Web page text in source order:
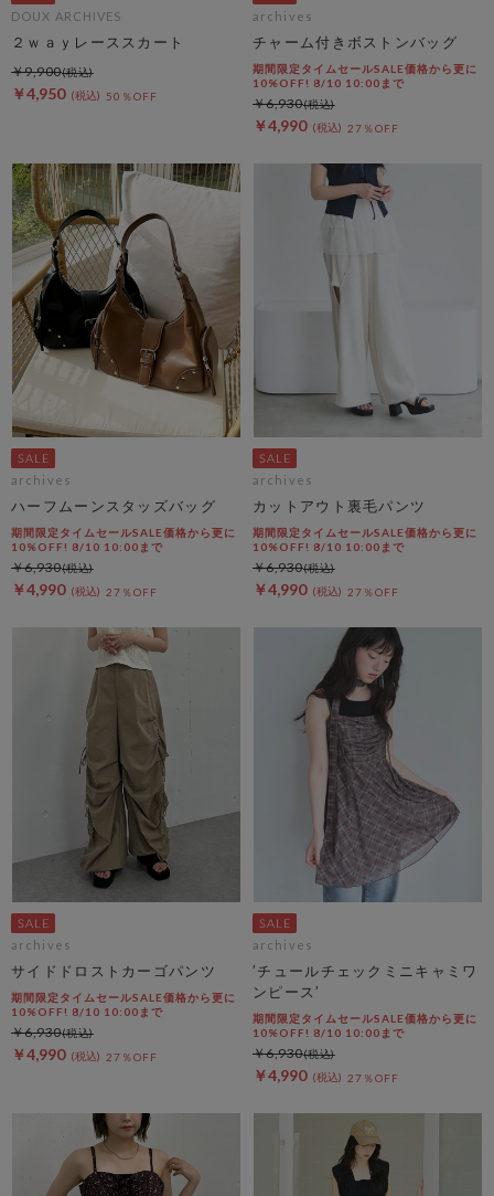
DOUX ARCHIVES
２ｗａｙレーススカート
￥4,950 50％OFF
￥9,900
archives
チャーム付きボストンバッグ
期間限定タイムセールSALE価格から更に
10%OFF! 8/10 10:00まで
￥4,990 27％OFF
￥6,930
archives
ハーフムーンスタッズバッグ
期間限定タイムセールSALE価格から更に
10%OFF! 8/10 10:00まで
￥4,990 27％OFF
￥6,930
archives
カットアウト裏毛パンツ
期間限定タイムセールSALE価格から更に
10%OFF! 8/10 10:00まで
￥4,990 27％OFF
￥6,930
archives
サイドドロストカーゴパンツ
期間限定タイムセールSALE価格から更に
10%OFF! 8/10 10:00まで
￥4,990 27％OFF
￥6,930
archives
’チュールチェックミニキャミワ
ンピース’
期間限定タイムセールSALE価格から更に
10%OFF! 8/10 10:00まで
￥4,990 27％OFF
￥6,930